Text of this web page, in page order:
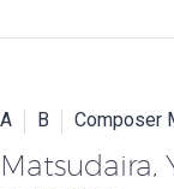
A B Composer